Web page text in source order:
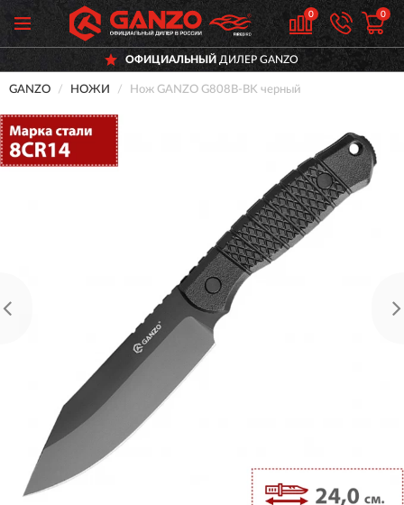
0 0
ОФИЦИАЛЬНЫЙ ДИЛЕР GANZO
GANZO НОЖИ Нож GANZO G808B-BK черный